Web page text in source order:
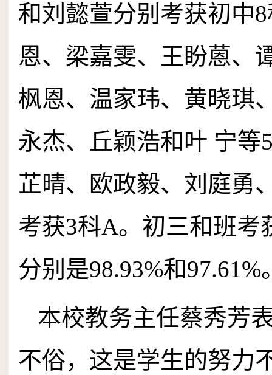
和刘懿萱分别考获初中8
恩、梁嘉雯、王盼蒽、
枫恩、温家玮、黄晓琪
永杰、丘颖浩和叶 宁等
芷晴、欧政毅、刘庭勇
考获3科A。初三和班考
分别是98.93%和97.61%
本校教务主任蔡秀芳
不俗，这是学生的努力